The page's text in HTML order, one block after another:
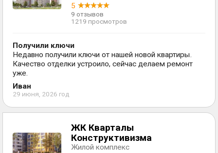
5
9 отзывов
1219 просмотров
Получили ключи
Недавно получили ключи от нашей новой квартиры.
Качество отделки устроило, сейчас делаем ремонт
уже.
Иван
29 июня, 2026 год
ЖК Кварталы
Конструктивизма
Жилой комплекс